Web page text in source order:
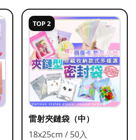
TOP 2
雷射夾鏈袋（中）
18x25cm / 50入